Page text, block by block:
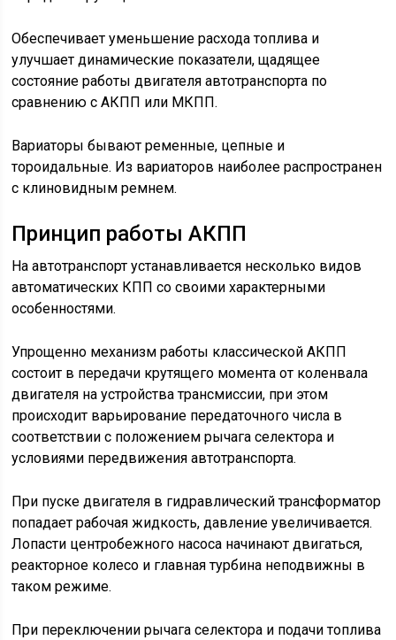
Обеспечивает уменьшение расхода топлива и
улучшает динамические показатели, щадящее
состояние работы двигателя автотранспорта по
сравнению с АКПП или МКПП.
Вариаторы бывают ременные, цепные и
тороидальные. Из вариаторов наиболее распространен
с клиновидным ремнем.
Принцип работы АКПП
На автотранспорт устанавливается несколько видов
автоматических КПП со своими характерными
особенностями.
Упрощенно механизм работы классической АКПП
состоит в передачи крутящего момента от коленвала
двигателя на устройства трансмиссии, при этом
происходит варьирование передаточного числа в
соответствии с положением рычага селектора и
условиями передвижения автотранспорта.
При пуске двигателя в гидравлический трансформатор
попадает рабочая жидкость, давление увеличивается.
Лопасти центробежного насоса начинают двигаться,
реакторное колесо и главная турбина неподвижны в
таком режиме.
При переключении рычага селектора и подачи топлива